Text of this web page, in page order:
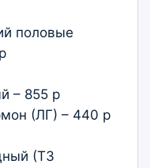
половые
– 855 р
(ЛГ) – 440 р
(Т3